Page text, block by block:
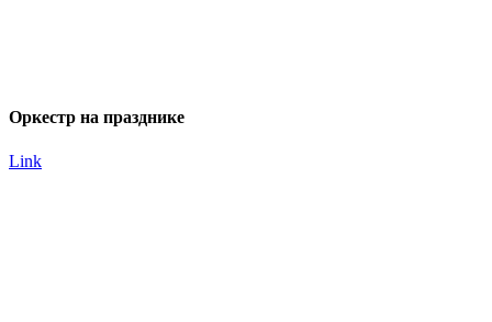
Оркестр на празднике
Link